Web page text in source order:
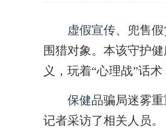
虚假宣传、兜售
围猎对象。本该守护
义，玩着“心理战”话
保健品骗局迷雾
记者采访了相关人员。